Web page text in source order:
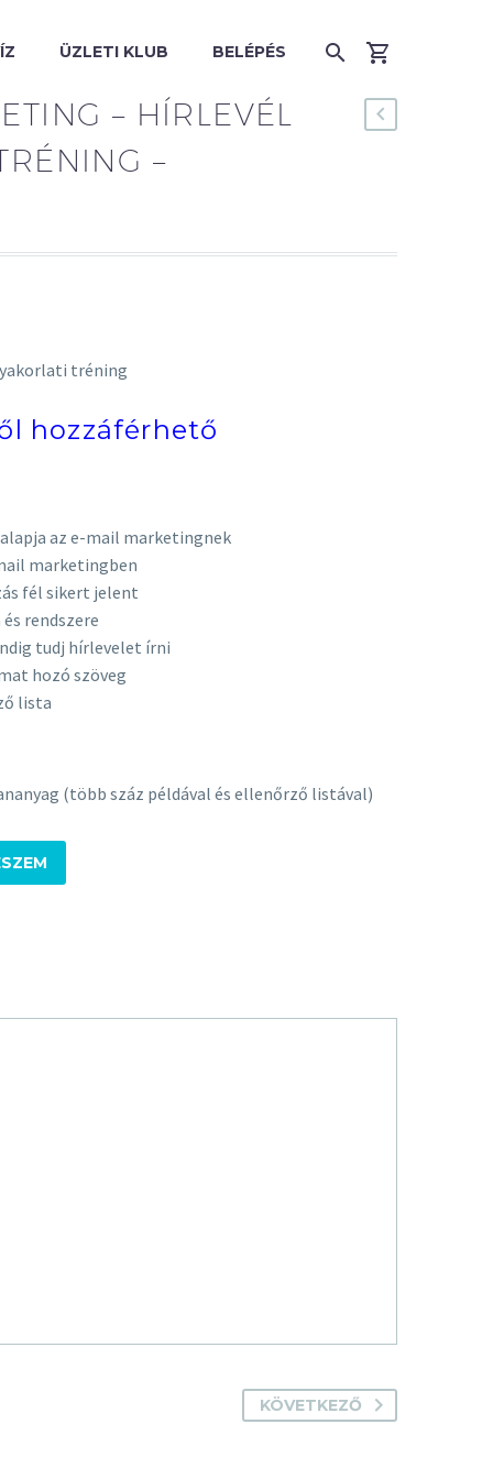
ÜZLETI KLUB BELÉPÉS
– HÍRLEVÉL
–
tréning
hozzáférhető
az e-mail marketingnek
marketingben
fél sikert jelent
rendszere
tudj hírlevelet írni
hozó szöveg
lista
(több száz példával és ellenőrző listával)
KÖVETKEZŐ